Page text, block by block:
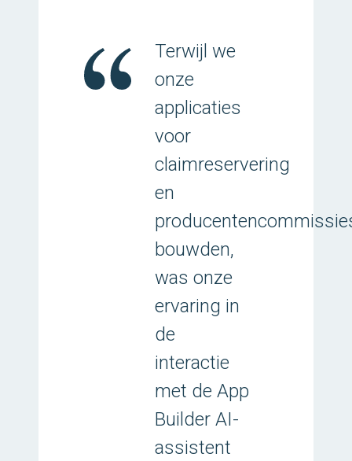
Terwijl we
onze
applicaties
voor
claimreservering
en
bouwden,
was onze
ervaring in
de
interactie
met de App
Builder AI-
assistent